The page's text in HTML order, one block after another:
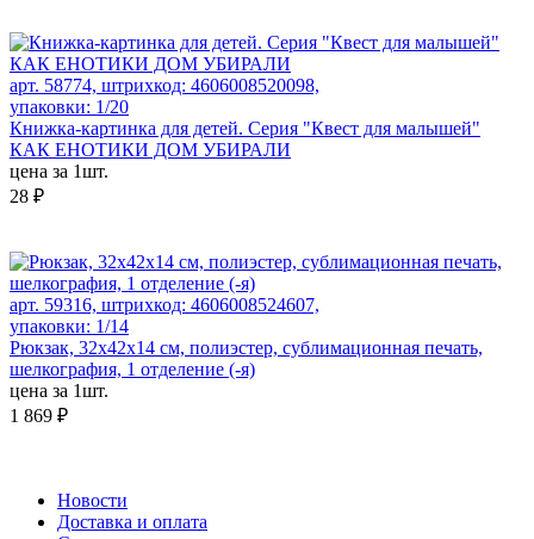
арт. 58774, штрихкод: 4606008520098,
упаковки: 1/20
Книжка-картинка для детей. Серия "Квест для малышей"
КАК ЕНОТИКИ ДОМ УБИРАЛИ
цена за 1шт.
28 ₽
арт. 59316, штрихкод: 4606008524607,
упаковки: 1/14
Рюкзак, 32x42x14 см, полиэстер, сублимационная печать,
шелкография, 1 отделение (-я)
цена за 1шт.
1 869 ₽
Новости
Доставка и оплата